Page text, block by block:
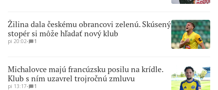
Žilina dala českému obrancovi zelenú. Skúsený
stopér si môže hľadať nový klub
pi 20:02∙ 1
Michalovce majú francúzsku posilu na krídle.
Klub s ním uzavrel trojročnú zmluvu
pi 13:17∙ 1